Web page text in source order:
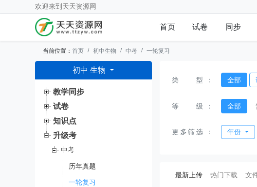
欢迎来到 天天资源网
首页 试卷 同步
当前位置： 首页 初中生物 中考 一轮复习
初中 生物
教学同步
试卷
知识点
升级考
中考
历年真题
一轮复习
类型 ： 全部
等级 ： 全部
更多筛选 ： 年份
最新上传(current)
热门下载 文